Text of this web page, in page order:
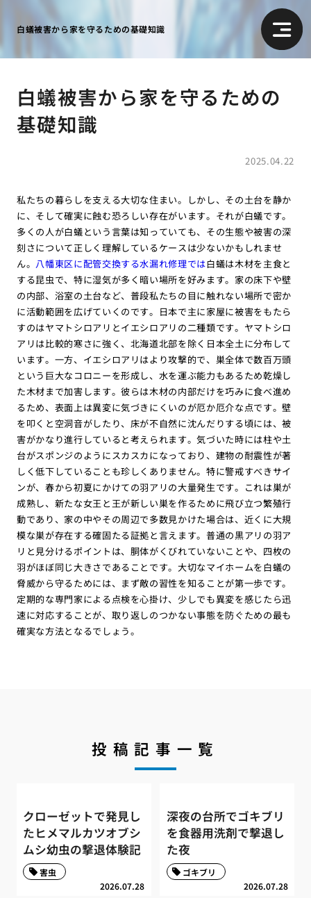
白蟻被害から家を守るための基礎知識
白蟻被害から家を守るための
基礎知識
2025.04.22
私たちの暮らしを支える大切な住まい。しかし、その土台を静か
に、そして確実に蝕む恐ろしい存在がいます。それが白蟻です。
多くの人が白蟻という言葉は知っていても、その生態や被害の深
刻さについて正しく理解しているケースは少ないかもしれませ
ん。 八幡東区に配管交換する水漏れ修理では白蟻は木材を主食と
する昆虫で、特に湿気が多く暗い場所を好みます。家の床下や壁
の内部、浴室の土台など、普段私たちの目に触れない場所で密か
に活動範囲を広げていくのです。日本で主に家屋に被害をもたら
すのはヤマトシロアリとイエシロアリの二種類です。ヤマトシロ
アリは比較的寒さに強く、北海道北部を除く日本全土に分布して
います。一方、イエシロアリはより攻撃的で、巣全体で数百万頭
という巨大なコロニーを形成し、水を運ぶ能力もあるため乾燥し
た木材まで加害します。彼らは木材の内部だけを巧みに食べ進め
るため、表面上は異変に気づきにくいのが厄か厄介な点です。壁
を叩くと空洞音がしたり、床が不自然に沈んだりする頃には、被
害がかなり進行していると考えられます。気づいた時には柱や土
台がスポンジのようにスカスカになっており、建物の耐震性が著
しく低下していることも珍しくありません。特に警戒すべきサイ
ンが、春から初夏にかけての羽アリの大量発生です。これは巣が
成熟し、新たな女王と王が新しい巣を作るために飛び立つ繁殖行
動であり、家の中やその周辺で多数見かけた場合は、近くに大規
模な巣が存在する確固たる証拠と言えます。普通の黒アリの羽ア
リと見分けるポイントは、胴体がくびれていないことや、四枚の
羽がほぼ同じ大きさであることです。大切なマイホームを白蟻の
脅威から守るためには、まず敵の習性を知ることが第一歩です。
定期的な専門家による点検を心掛け、少しでも異変を感じたら迅
速に対応することが、取り返しのつかない事態を防ぐための最も
確実な方法となるでしょう。
投稿記事一覧
クローゼットで発見し
たヒメマルカツオブシ
ムシ幼虫の撃退体験記
2026.07.28
害虫
深夜の台所でゴキブリ
を食器用洗剤で撃退し
た夜
2026.07.28
ゴキブリ